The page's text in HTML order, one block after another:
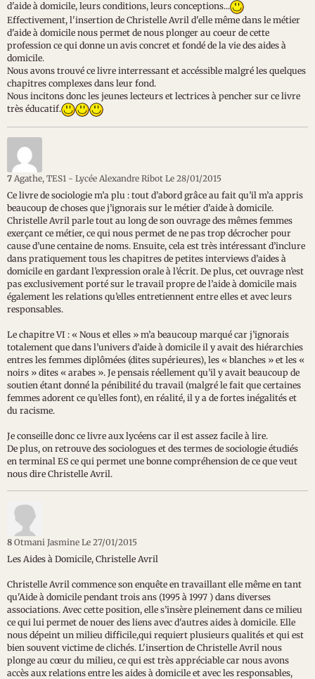
d'aide à domicile, leurs conditions, leurs conceptions...
Effectivement, l'insertion de Christelle Avril d'elle même dans le métier
d'aide à domicile nous permet de nous plonger au coeur de cette
profession ce qui donne un avis concret et fondé de la vie des aides à
domicile.
Nous avons trouvé ce livre interressant et accéssible malgré les quelques
chapitres complexes dans leur fond.
Nous incitons donc les jeunes lecteurs et lectrices à pencher sur ce livre
très éducatif.
7 Agathe, TES1 - Lycée Alexandre Ribot Le 28/01/2015
Ce livre de sociologie m’a plu : tout d’abord grâce au fait qu’il m’a appris
beaucoup de choses que j’ignorais sur le métier d’aide à domicile.
Christelle Avril parle tout au long de son ouvrage des mêmes femmes
exerçant ce métier, ce qui nous permet de ne pas trop décrocher pour
cause d’une centaine de noms. Ensuite, cela est très intéressant d’inclure
dans pratiquement tous les chapitres de petites interviews d’aides à
domicile en gardant l’expression orale à l’écrit. De plus, cet ouvrage n’est
pas exclusivement porté sur le travail propre de l’aide à domicile mais
également les relations qu’elles entretiennent entre elles et avec leurs
responsables.
Le chapitre VI : « Nous et elles » m’a beaucoup marqué car j’ignorais
totalement que dans l’univers d’aide à domicile il y avait des hiérarchies
entres les femmes diplômées (dites supérieures), les « blanches » et les «
noirs » dites « arabes ». Je pensais réellement qu’il y avait beaucoup de
soutien étant donné la pénibilité du travail (malgré le fait que certaines
femmes adorent ce qu’elles font), en réalité, il y a de fortes inégalités et
du racisme.
Je conseille donc ce livre aux lycéens car il est assez facile à lire.
De plus, on retrouve des sociologues et des termes de sociologie étudiés
en terminal ES ce qui permet une bonne compréhension de ce que veut
nous dire Christelle Avril.
8 Otmani Jasmine Le 27/01/2015
Les Aides à Domicile, Christelle Avril
Christelle Avril commence son enquête en travaillant elle même en tant
qu'Aide à domicile pendant trois ans (1995 à 1997 ) dans diverses
associations. Avec cette position, elle s’insère pleinement dans ce milieu
ce qui lui permet de nouer des liens avec d'autres aides à domicile. Elle
nous dépeint un milieu difficile,qui requiert plusieurs qualités et qui est
bien souvent victime de clichés. L'insertion de Christelle Avril nous
plonge au cœur du milieu, ce qui est très appréciable car nous avons
accès aux relations entre les aides à domicile et avec les responsables,